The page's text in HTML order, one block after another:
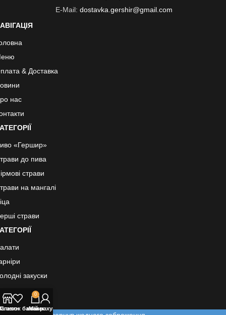
E-Mail: dostavka.gershir@gmail.com
& Доставка
нас
«Гершир»
до пива
страви
на мангалі
страви
закуски
Список бажань
0
кошик
Мій рахунок